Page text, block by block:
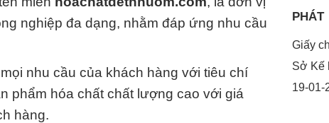
nghiệp đa dạng, nhằm đáp ứng nhu cầu
nhu cầu của khách hàng với tiêu chí
phẩm hóa chất chất lượng cao với giá
hàng.
PHÁT
Giấy
Sở Kế
19-01-